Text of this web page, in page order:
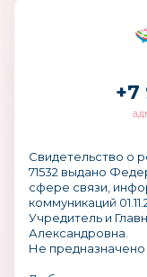
+7
Свидетельство о
71532 выдано
сфере связи,
коммуникаций
Учредитель и
Александровна.
Не предназначено